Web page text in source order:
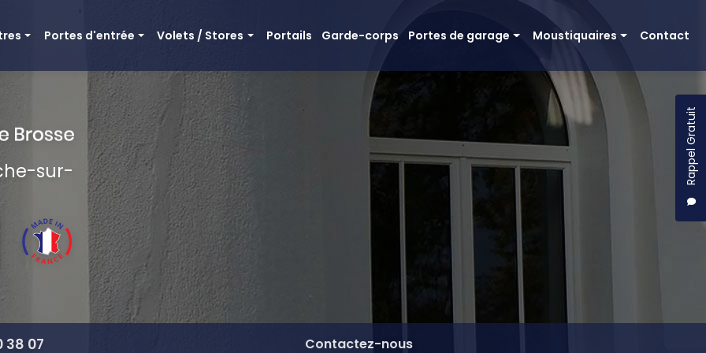
Rappel Gratuit
bois aluminium
Portes d'entrée
Mixte bois aluminium
Tradition bois
Portes d'entrée en PVC
Portes d'entrée en aluminium
Portes d'entrée en bois
Volets / Stores
Volets battants bois
Volets battants aluminium
Volets roulant / bso
Store microperforé
Pergolas / Carports
Portails Garde-corps Portes de garage
Porte de garage bois
Moustiquaires
Moustiquaire amovible
Moustiquaire enroulable
Moustiquaire coulissante
Porte moustiquaire pivotante
Moustiquaire plissée
Contact
sur-
38 07 Contactez-nous